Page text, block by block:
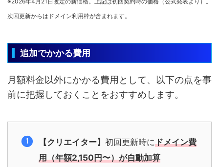
次回更新からはドメイン利用枠が含まれます。
追加でかかる費用
月額料金以外にかかる費用として、以下の点を事
前に把握しておくことをおすすめします。
【クリエイター】 初回更新時にドメイン費
用（年額2,150円〜）が自動加算